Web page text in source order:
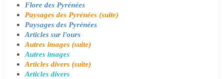
Flore des Pyrénées
Paysages des Pyrénées (suite)
Paysages des Pyrénées
Articles sur l'ours
Autres images (suite)
Autres images
Articles divers (suite)
Articles divers